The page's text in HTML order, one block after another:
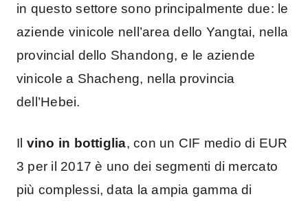
in questo settore sono principalmente due: le
aziende vinicole nell’area dello Yangtai, nella
provincial dello Shandong, e le aziende
vinicole a Shacheng, nella provincia
dell’Hebei.
Il vino in bottiglia, con un CIF medio di EUR
3 per il 2017 è uno dei segmenti di mercato
più complessi, data la ampia gamma di